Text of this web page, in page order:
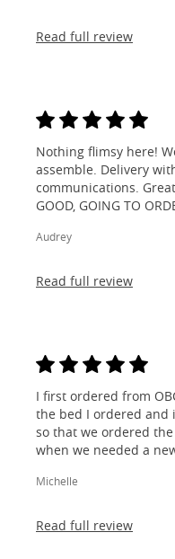
Read full review
Nothing flimsy here!
assemble. Delivery
communications.
GOOD, GOING TO
Audrey
Read full review
I first ordered from
the bed I ordered and
so that we ordered
when we needed a
Michelle
Read full review